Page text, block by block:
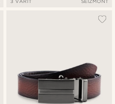
3 VÄRIT SEIZMONT